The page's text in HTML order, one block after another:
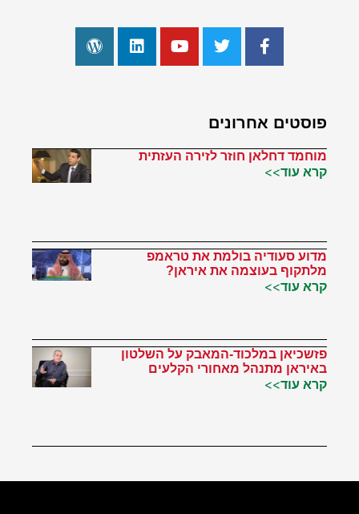
פוסטים אחרונים
מוחמד דחלאן חוזר לזירה העזתית
קרא עוד>>
מדוע סעודיה בולמת את טראמפ
מלתקוף בעוצמה את איראן?
קרא עוד>>
פזשכיאן במלכוד-המאבק על השלטון
באיראן מתנהל מאחורי הקלעים
קרא עוד>>